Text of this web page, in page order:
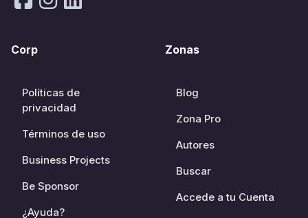
Corp
Políticas de
privacidad
Términos de uso
Business Projects
Be Sponsor
¿Ayuda?
Zonas
Blog
Zona Pro
Autores
Buscar
Accede a tu Cuenta